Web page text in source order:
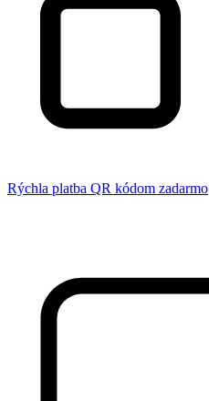
Rýchla platba QR kódom zadarmo